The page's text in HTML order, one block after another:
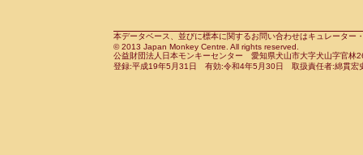
CercopithecidaePapio anubis(0)
CercopithecidaePapio cynocephalus
CercopithecidaePapio hamadryas(0)
CebidaeSaguinus leucopus(0)
CebidaeSaguinus midas(0)
Cebidae Saguinus mystax(0)
本データベース、並びに標本に関するお問い合わせはキュレータ
© 2013 Japan Monkey Centre. All rights reserved.
公益財団法人日本モンキーセンター 愛知県犬山市大字犬山字官
登録:平成19年5月31日 有効:令和4年5月30日 取扱責任者:綿貫宏